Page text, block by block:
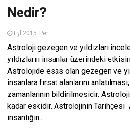
Nedir?
Eyl 2015, Per
Astroloji gezegen ve yıldızları
yıldızların insanlar üzerindeki
Astrolojide esas olan gezegen ve
insanlara fırsat alanlarını
zamanlarının bildirilmesidir.
kadar eskidir. Astrolojinin Tarihçesi
insanlığın...